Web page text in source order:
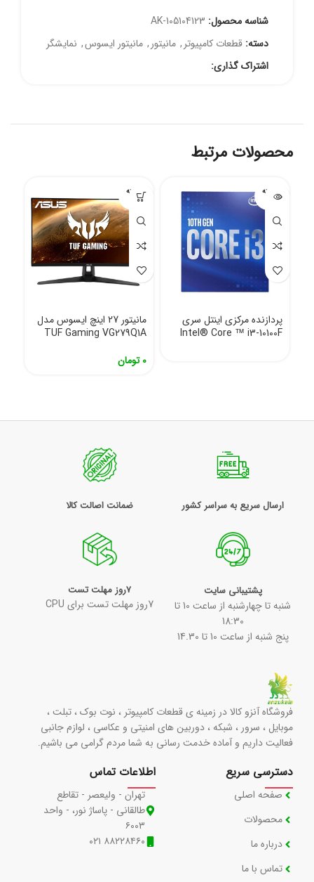
شناسه محصول: AK-105104123
دسته: قطعات کامپیوتر , مانیتور, مانیتور ایسوس, نمایشگر
اشتراک گذاری:
محصولات مرتبط
فروخته
شده
پردازنده مرکزی اینتل سری
Intel® Core ™ i3-10100F
فروخته
شده
مانیتور 27 اینچ ایسوس مدل
TUF Gaming VG279Q1A
0 تومان
ارسال سریع به سراسر کشور ضمانت اصالت کالا
پشتیبانی سایت
شنبه تا چهارشنبه از ساعت 10 تا
18:30
پنج شنبه از ساعت 10 تا 14.30
7روز مهلت تست
7روز مهلت تست برای CPU
فروشگاه آنزو کالا در زمینه ی قطعات کامپیوتر ، نوت بوک ، تبلت ،
موبایل ، سرور ، شبکه ، دوربین های امنیتی و عکاسی ، لوازم جانبی
فعالیت داریم و آماده خدمت رسانی به شما مردم گرامی می باشیم.
دسترسی سریع
صفحه اصلی
محصولات
درباره ما
تماس با ما
اطلاعات تماس
تهران - ولیعصر - تقاطع
طالقانی - پاساژ نور، - واحد
۶۰۰۳
۸۸۲۲۸۴۶۰ ۰۲۱